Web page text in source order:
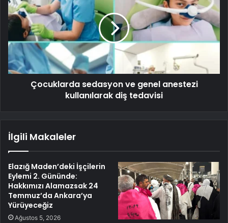
Çocuklarda sedasyon ve genel anestezi
kullanılarak diş tedavisi
İlgili Makaleler
Elazığ Maden’deki İşçilerin
Eylemi 2. Gününde:
Hakkımızı Alamazsak 24
Temmuz’da Ankara’ya
Yürüyeceğiz
Ağustos 5, 2026